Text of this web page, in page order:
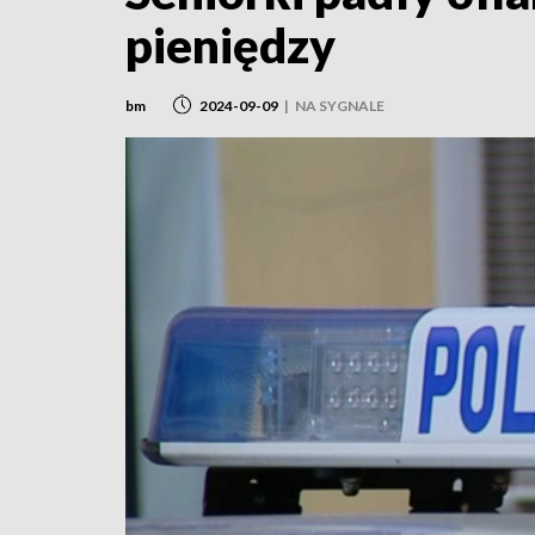
pieniędzy
bm 2024-09-09 | NA SYGNALE